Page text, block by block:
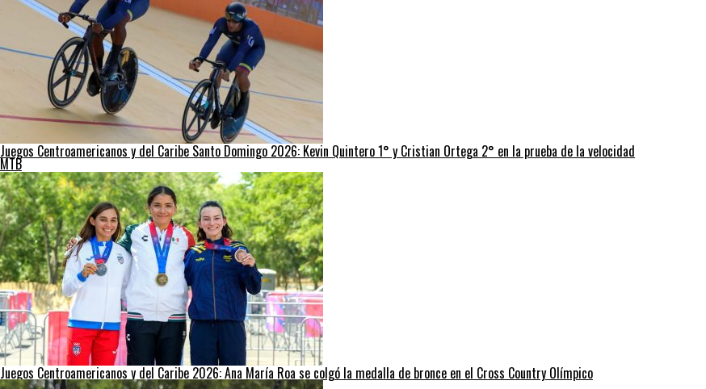
Juegos Centroamericanos y del Caribe Santo Domingo 2026: Kevin Quintero 1° y Cristian Ortega 2° en la prueba de la velocidad
MTB
Juegos Centroamericanos y del Caribe 2026: Ana María Roa se colgó la medalla de bronce en el Cross Country Olímpico